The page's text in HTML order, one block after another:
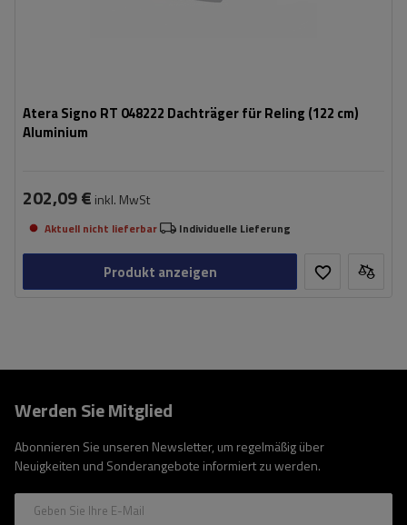
Atera Signo RT 048222 Dachträger für Reling (122 cm)
Aluminium
202,09 € inkl. MwSt
Aktuell nicht lieferbar Individuelle Lieferung
Produkt anzeigen
Werden Sie Mitglied
Abonnieren Sie unseren Newsletter, um regelmäßig über
Neuigkeiten und Sonderangebote informiert zu werden.
Geben Sie Ihre E-Mail